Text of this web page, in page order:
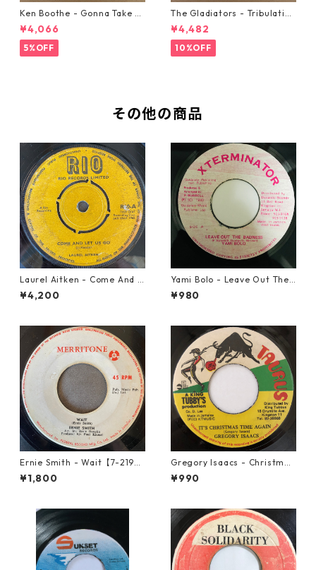
Ken Boothe - Gonna Take A
Miracle【7-21362】
¥4,066
5%OFF
The Gladiators - Tribulation
【7-21365】
¥4,482
10%OFF
その他の商品
Laurel Aitken - Come And L
et Us Go【7-21779】
¥4,200
Yami Bolo - Leave Out The
Badness 【7-10916】
¥980
Ernie Smith - Wait【7-2196
0】
¥1,800
Gregory Isaacs - Christmas
Time Once Again【7-2058
9】
¥990